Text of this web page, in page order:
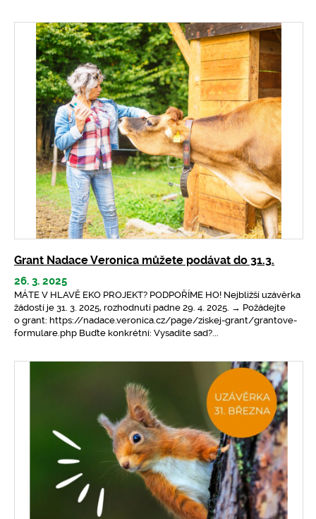
Grant Nadace Veronica můžete podávat do 31.3.
26. 3. 2025
MÁTE V HLAVĚ EKO PROJEKT? PODPOŘÍME HO! Nejbližší uzávěrka
žádostí je 31. 3. 2025, rozhodnutí padne 29. 4. 2025. → Požádejte
o grant: https://nadace.veronica.cz/page/ziskej-grant/grantove-
formulare.php Buďte konkrétní: Vysadíte sad?...